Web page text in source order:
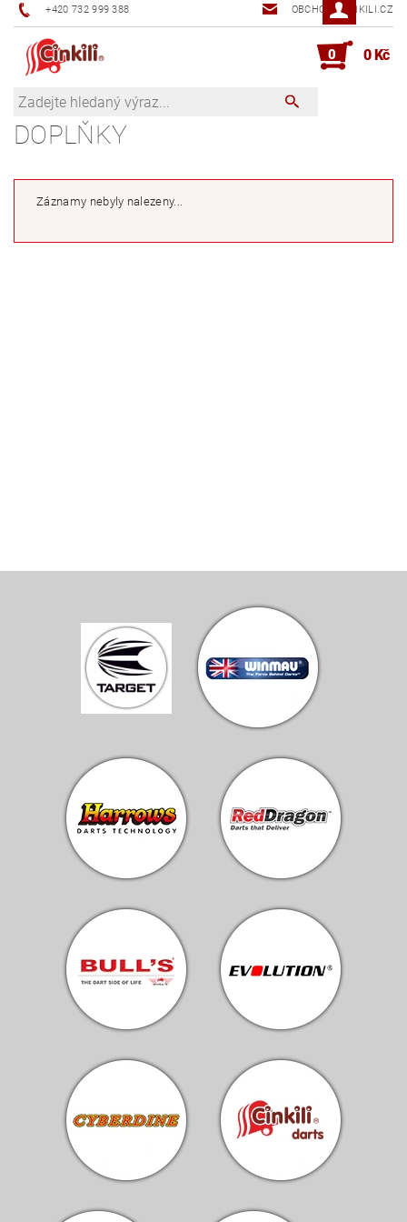
+420 732 999 388 OBCHOD@CINKILI.CZ
0 0 Kč
DOPLŇKY
Záznamy nebyly nalezeny...